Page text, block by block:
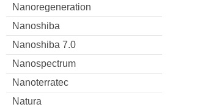
Nanoregeneration
Nanoshiba
Nanoshiba 7.0
Nanospectrum
Nanoterratec
Natura